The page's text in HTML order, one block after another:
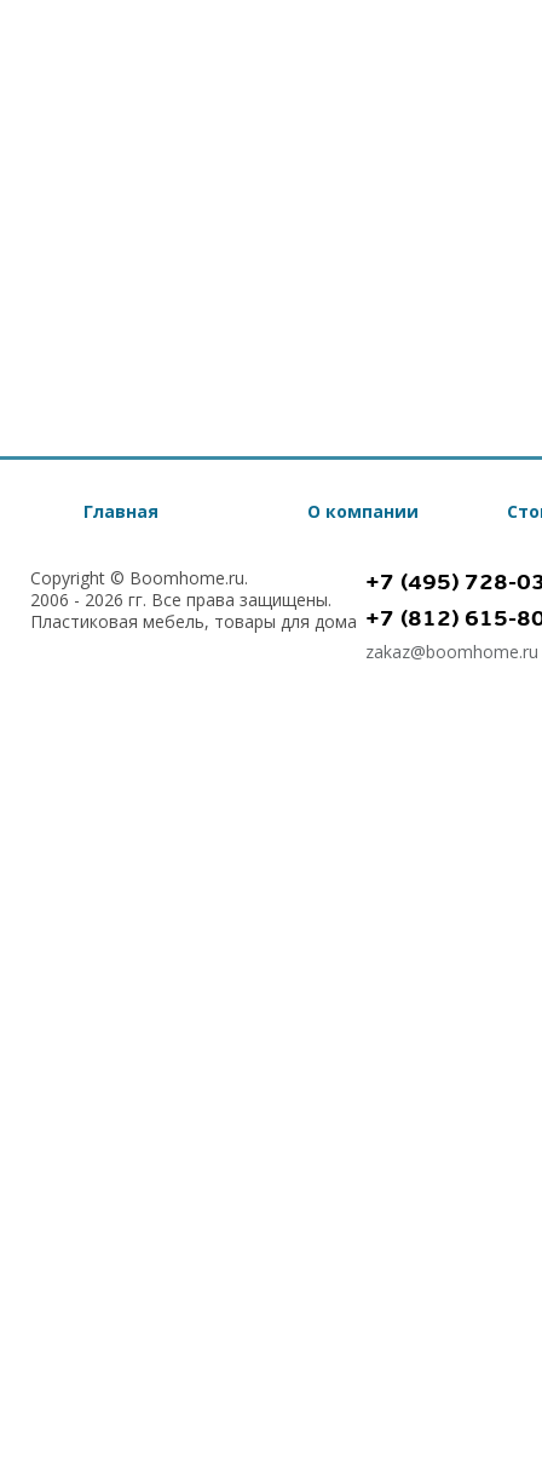
Главная О компании
Copyright © Boomhome.ru.
2006 - 2026 гг. Все права защищены.
Пластиковая мебель, товары для дома
+7 (495) 728-
+7 (812) 615-
zakaz@boomhome.ru